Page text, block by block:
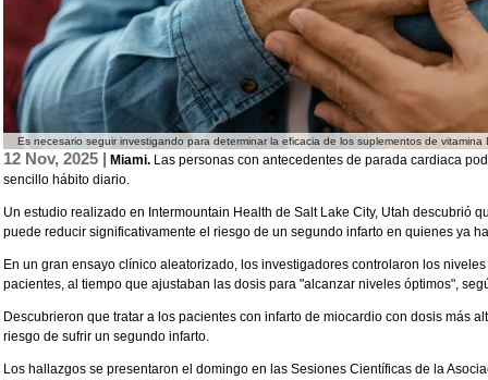
Es necesario seguir investigando para determinar la eficacia de los suplementos de
12 Nov, 2025 | Miami. Las personas con antecedentes de parada cardiaca
sencillo hábito diario.
Un estudio realizado en Intermountain Health de Salt Lake City, Utah descubrió
puede reducir significativamente el riesgo de un segundo infarto en quienes ya
En un gran ensayo clínico aleatorizado, los investigadores controlaron los
pacientes, al tiempo que ajustaban las dosis para "alcanzar niveles óptimos",
Descubrieron que tratar a los pacientes con infarto de miocardio con dosis más
riesgo de sufrir un segundo infarto.
Los hallazgos se presentaron el domingo en las Sesiones Científicas de la